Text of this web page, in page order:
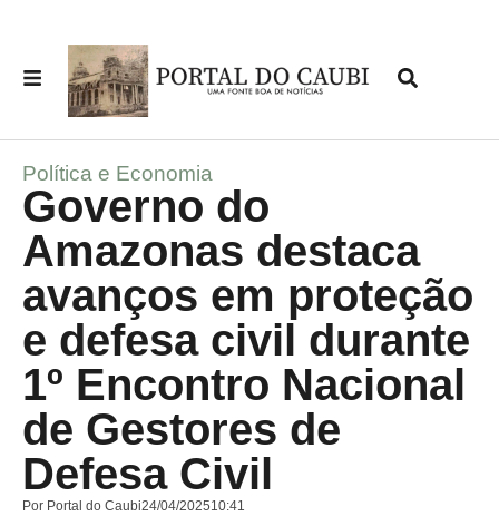
Política e Economia
Governo do
Amazonas destaca
avanços em proteção
e defesa civil durante
1º Encontro Nacional
de Gestores de
Defesa Civil
Por Portal do Caubi24/04/202510:41